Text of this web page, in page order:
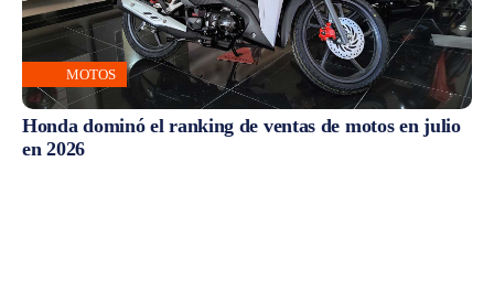
MOTOS
Honda dominó el ranking de ventas de motos en julio
en 2026